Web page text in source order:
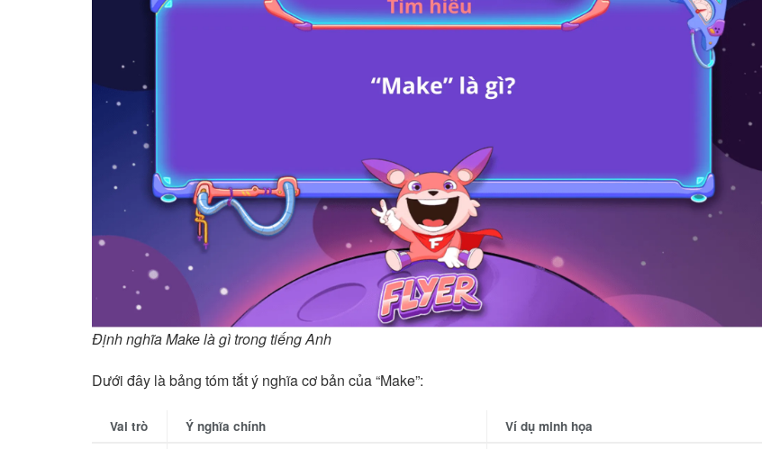
Định nghĩa Make là gì trong tiếng Anh
Dưới đây là bảng tóm tắt ý nghĩa cơ bản của “Make”:
Vai trò Ý nghĩa chính
Ví dụ minh họa